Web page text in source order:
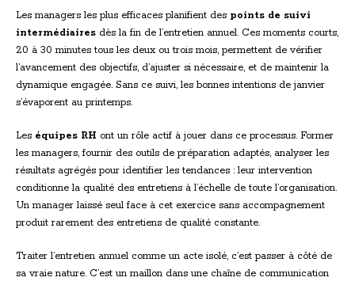
Les managers les plus efficaces planifient des points de suivi
intermédiaires dès la fin de l’entretien annuel. Ces moments courts,
20 à 30 minutes tous les deux ou trois mois, permettent de vérifier
l’avancement des objectifs, d’ajuster si nécessaire, et de maintenir la
dynamique engagée. Sans ce suivi, les bonnes intentions de janvier
s’évaporent au printemps.
Les équipes RH ont un rôle actif à jouer dans ce processus. Former
les managers, fournir des outils de préparation adaptés, analyser les
résultats agrégés pour identifier les tendances : leur intervention
conditionne la qualité des entretiens à l’échelle de toute l’organisation.
Un manager laissé seul face à cet exercice sans accompagnement
produit rarement des entretiens de qualité constante.
Traiter l’entretien annuel comme un acte isolé, c’est passer à côté de
sa vraie nature. C’est un maillon dans une chaîne de communication